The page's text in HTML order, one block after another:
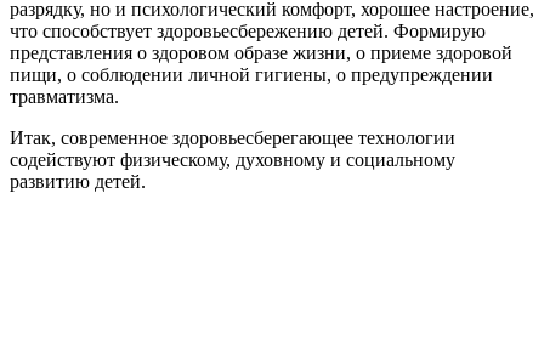
разрядку, но и психологический комфорт, хорошее настроение,
что способствует здоровьесбережению детей. Формирую
представления о здоровом образе жизни, о приеме здоровой
пищи, о соблюдении личной гигиены, о предупреждении
травматизма.
Итак, современное здоровьесберегающее технологии
содействуют физическому, духовному и социальному
развитию детей.